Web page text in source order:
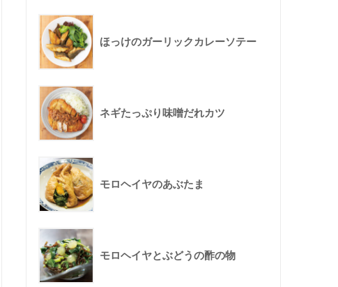
ほっけのガーリックカレーソテー
ネギたっぷり味噌だれカツ
モロヘイヤのあぶたま
モロヘイヤとぶどうの酢の物